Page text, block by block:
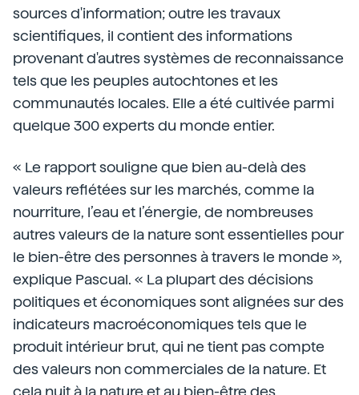
sources d'information; outre les travaux
scientifiques, il contient des informations
provenant d'autres systèmes de reconnaissance
tels que les peuples autochtones et les
communautés locales. Elle a été cultivée parmi
quelque 300 experts du monde entier.
« Le rapport souligne que bien au-delà des
valeurs reflétées sur les marchés, comme la
nourriture, l’eau et l’énergie, de nombreuses
autres valeurs de la nature sont essentielles pour
le bien-être des personnes à travers le monde »,
explique Pascual. « La plupart des décisions
politiques et économiques sont alignées sur des
indicateurs macroéconomiques tels que le
produit intérieur brut, qui ne tient pas compte
des valeurs non commerciales de la nature. Et
cela nuit à la nature et au bien-être des